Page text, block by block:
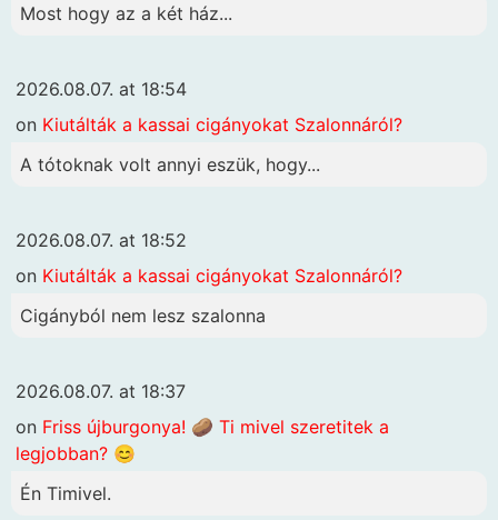
Most hogy az a két ház...
2026.08.07. at 18:54
on Kiutálták a kassai cigányokat Szalonnáról?
A tótoknak volt annyi eszük, hogy...
2026.08.07. at 18:52
on Kiutálták a kassai cigányokat Szalonnáról?
Cigányból nem lesz szalonna
2026.08.07. at 18:37
on Friss újburgonya! 🥔 Ti mivel szeretitek a
legjobban? 😊
Én Timivel.